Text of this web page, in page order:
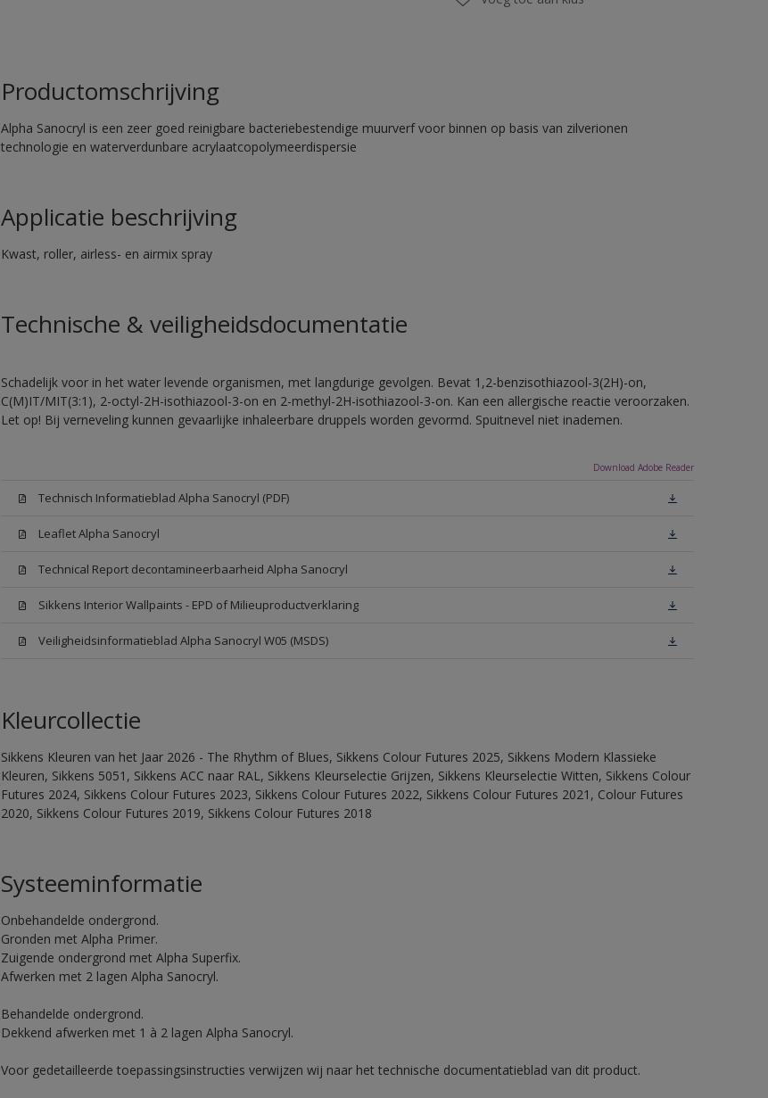
Productomschrijving
Alpha Sanocryl is een zeer goed reinigbare bacteriebestendige muurverf voor binnen op basis van zilverionen
technologie en waterverdunbare acrylaatcopolymeerdispersie
Applicatie beschrijving
Kwast, roller, airless- en airmix spray
Technische & veiligheidsdocumentatie
Schadelijk voor in het water levende organismen, met langdurige gevolgen. Bevat 1,2-benzisothiazool-3(2H)-on,
C(M)IT/MIT(3:1), 2-octyl-2H-isothiazool-3-on en 2-methyl-2H-isothiazool-3-on. Kan een allergische reactie veroorzaken.
Let op! Bij verneveling kunnen gevaarlijke inhaleerbare druppels worden gevormd. Spuitnevel niet inademen.
Download Adobe Reader
Technisch Informatieblad Alpha Sanocryl (PDF)
Leaflet Alpha Sanocryl
Technical Report decontamineerbaarheid Alpha Sanocryl
Sikkens Interior Wallpaints - EPD of Milieuproductverklaring
Veiligheidsinformatieblad Alpha Sanocryl W05 (MSDS)
Kleurcollectie
Sikkens Kleuren van het Jaar 2026 - The Rhythm of Blues, Sikkens Colour Futures 2025, Sikkens Modern Klassieke
Kleuren, Sikkens 5051, Sikkens ACC naar RAL, Sikkens Kleurselectie Grijzen, Sikkens Kleurselectie Witten, Sikkens Colour
Futures 2024, Sikkens Colour Futures 2023, Sikkens Colour Futures 2022, Sikkens Colour Futures 2021, Colour Futures
2020, Sikkens Colour Futures 2019, Sikkens Colour Futures 2018
Systeeminformatie
Onbehandelde ondergrond.
Gronden met Alpha Primer.
Zuigende ondergrond met Alpha Superfix.
Afwerken met 2 lagen Alpha Sanocryl.
Behandelde ondergrond.
Dekkend afwerken met 1 à 2 lagen Alpha Sanocryl.
Voor gedetailleerde toepassingsinstructies verwijzen wij naar het technische documentatieblad van dit product.